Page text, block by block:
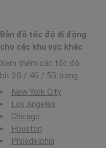
Bản đồ tốc độ di động
cho các khu vực khác
Xem thêm các tốc độ
bit 3G / 4G / 5G trong :
New York City
Los Angeles
Chicago
Houston
Philadelphia